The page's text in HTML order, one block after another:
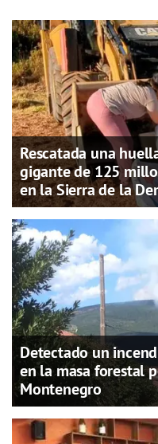
Rescatada una
gigante de 125
en la Sierra de la
Detectado un
en la masa forestal
Montenegro